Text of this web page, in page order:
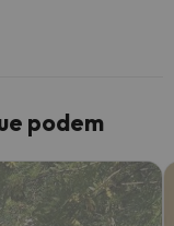
podem